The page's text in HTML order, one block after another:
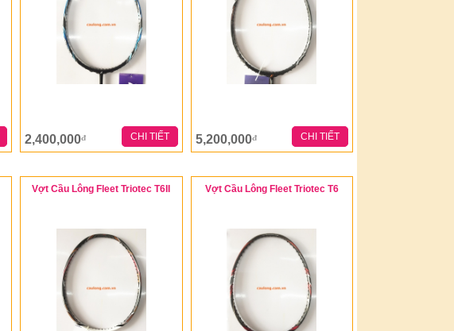
2,400,000đ CHI TIẾT 5,200,000đ CHI TIẾT
Vợt Cầu Lông Fleet Triotec T6II Vợt Cầu Lông Fleet Triotec T6